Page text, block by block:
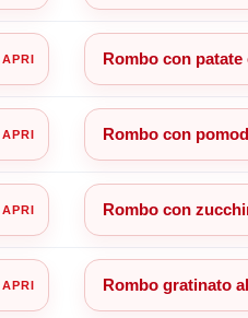
Rombo con
Rombo con
Rombo con
Rombo gratinato